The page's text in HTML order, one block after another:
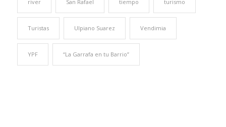
river San Rafael tiempo turismo
Turistas Ulpiano Suarez Vendimia
YPF “La Garrafa en tu Barrio”